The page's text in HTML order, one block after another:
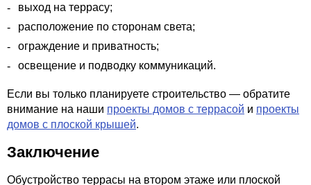
выход на террасу;
расположение по сторонам света;
ограждение и приватность;
освещение и подводку коммуникаций.
Если вы только планируете строительство — обратите
внимание на наши проекты домов с террасой и проекты
домов с плоской крышей.
Заключение
Обустройство террасы на втором этаже или плоской